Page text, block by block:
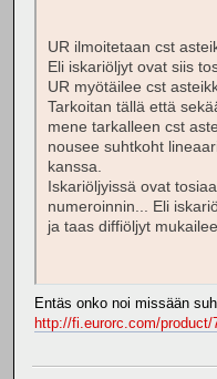
UR ilmoitetaan cst
Eli iskariöljyt ovat siis
UR myötäilee cst
Tarkoitan tällä että
mene tarkalleen cst
nousee suhtkoht
kanssa.
Iskariöljyissä ovat
numeroinnin... Eli
ja taas diffiöljyt
Entäs onko noi missään
http://fi.eurorc.com/